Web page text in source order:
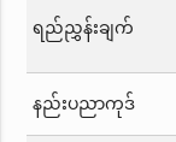
ရည်ညွှန်းချက်
နည်းပညာကုဒ်